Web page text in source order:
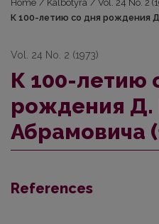
Home / Kalbotyra / Vol. 24 No. 2
К 100-летию со дня рождения
Vol. 24 No. 2 (1973)
К 100-летию
рождения Д.
Абрамовича
References